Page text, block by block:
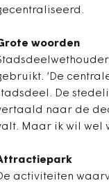
woorden
‘De
De
naar de
Maar ik wil wel
activiteiten